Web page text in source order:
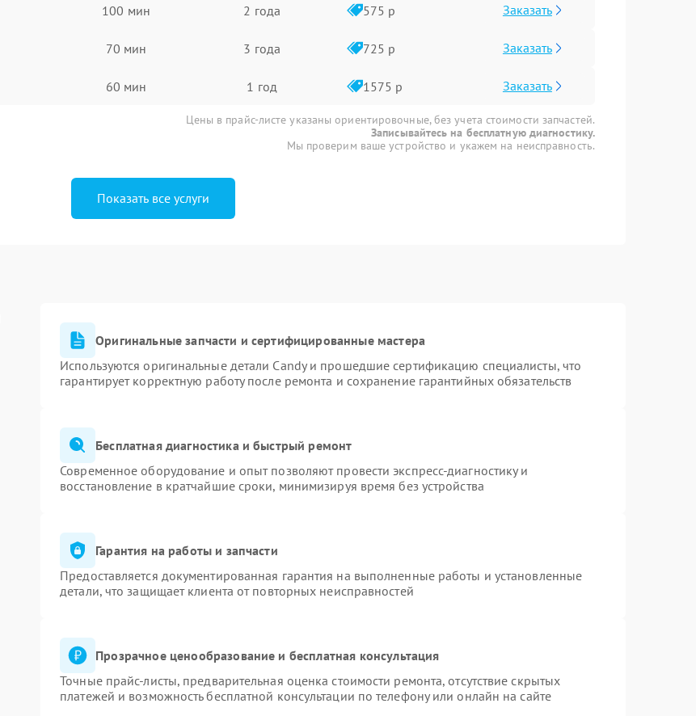
100 мин 2 года 575 р Заказать
70 мин 3 года 725 р Заказать
60 мин 1 год 1575 р Заказать
Цены в прайс-листе указаны ориентировочные, без учета стоимости запчастей.
Записывайтесь на бесплатную диагностику.
Мы проверим ваше устройство и укажем на неисправность.
Показать все услуги
Оригинальные запчасти и сертифицированные мастера
Используются оригинальные детали Candy и прошедшие сертификацию специалисты, что
гарантирует корректную работу после ремонта и сохранение гарантийных обязательств
Бесплатная диагностика и быстрый ремонт
Современное оборудование и опыт позволяют провести экспресс-диагностику и
восстановление в кратчайшие сроки, минимизируя время без устройства
Гарантия на работы и запчасти
Предоставляется документированная гарантия на выполненные работы и установленные
детали, что защищает клиента от повторных неисправностей
Прозрачное ценообразование и бесплатная консультация
Точные прайс-листы, предварительная оценка стоимости ремонта, отсутствие скрытых
платежей и возможность бесплатной консультации по телефону или онлайн на сайте